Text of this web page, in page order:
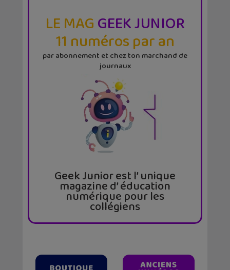
LE MAGGEEK JUNIOR
11 numéros par an
par abonnement et chez ton marchand de
journaux
Geek Junior est l’ unique
magazine d’ éducation
numérique pour les
collégiens